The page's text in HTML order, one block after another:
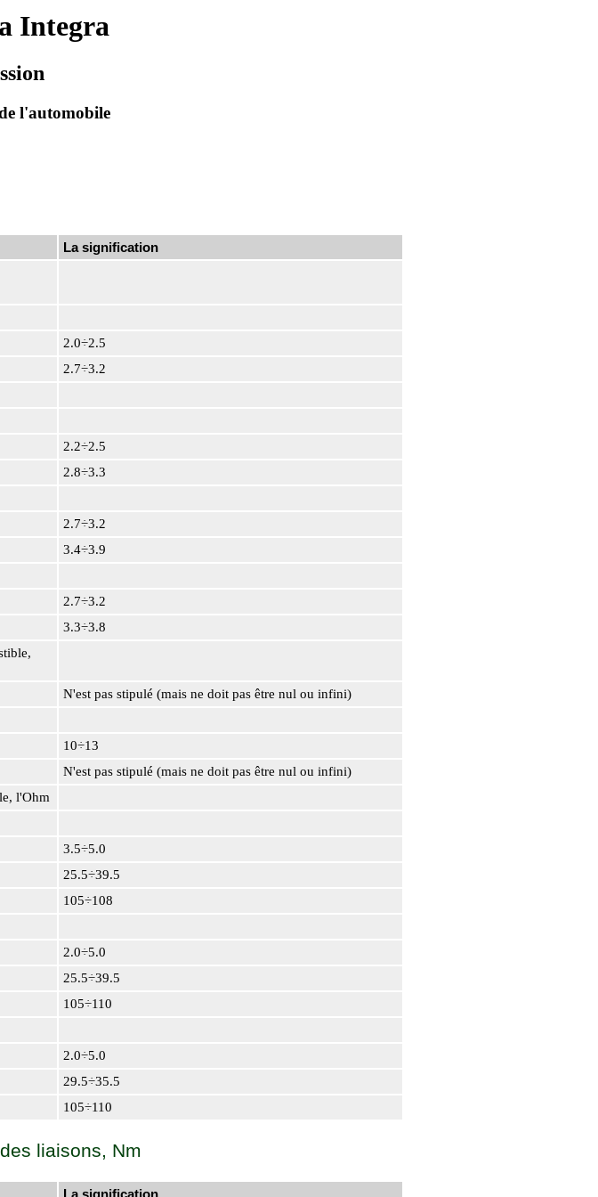
Integra
l'automobile
La signification
2.0÷2.5
2.7÷3.2
2.2÷2.5
2.8÷3.3
2.7÷3.2
3.4÷3.9
2.7÷3.2
3.3÷3.8
N'est pas stipulé (mais ne doit pas être nul ou infini)
10÷13
N'est pas stipulé (mais ne doit pas être nul ou infini)
l'Ohm
3.5÷5.0
25.5÷39.5
105÷108
2.0÷5.0
25.5÷39.5
105÷110
2.0÷5.0
29.5÷35.5
105÷110
liaisons, Nm
La signification